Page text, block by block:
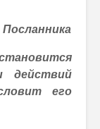
действий
его